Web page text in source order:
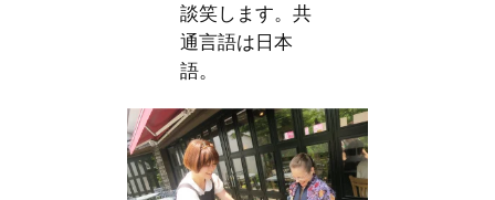
談笑します。共
通言語は日本
語。